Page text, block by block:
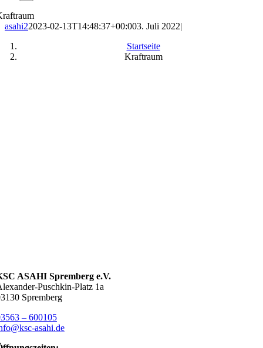
asahi22023-02-13T14:48:37+00:003. Juli 2022|
Startseite
Kraftraum
ASAHI Spremberg e.V.
Puschkin-Platz 1a
Spremberg
– 600105
asahi.de